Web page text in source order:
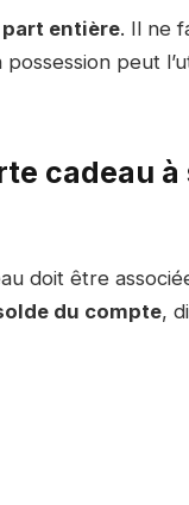
entière. Il ne
peut
cadeau à
doit être
du compte,